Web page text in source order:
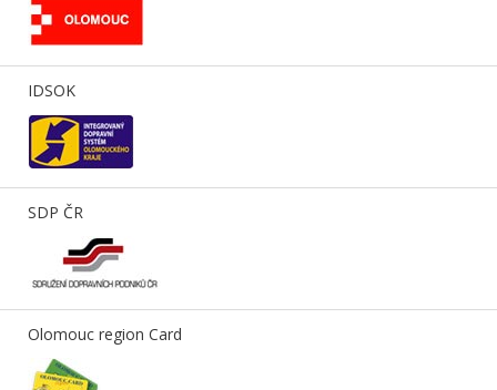
IDSOK
SDP ČR
Olomouc region Card